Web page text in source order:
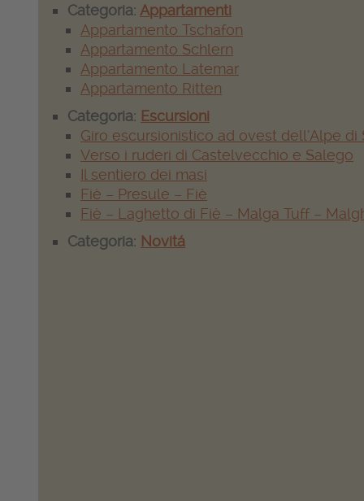
Categoria: Appartamenti
Appartamento Tschafon
Appartamento Schlern
Appartamento Latemar
Appartamento Ritten
Categoria: Escursioni
Giro escursionistico ad ovest dell’Alpe di
Verso i ruderi di Castelvecchio e Salego
Il sentiero dei masi
Fiè – Presule – Fiè
Fiè – Laghetto di Fiè – Malga Tuff –
Categoria: Novitá